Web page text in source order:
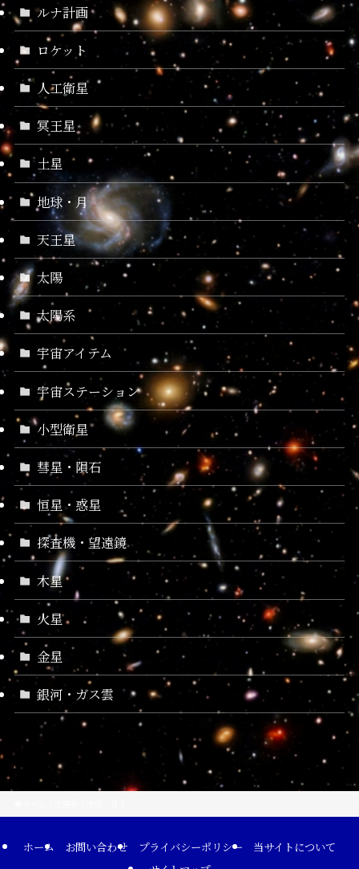
ルナ計画
ロケット
人工衛星
冥王星
土星
地球・月
天王星
太陽
太陽系
宇宙アイテム
宇宙ステーション
小型衛星
彗星・隕石
恒星・惑星
探査機・望遠鏡
木星
火星
金星
銀河・ガス雲
ホーム お問い合わせ プライバシーポリシー
当サイトについて